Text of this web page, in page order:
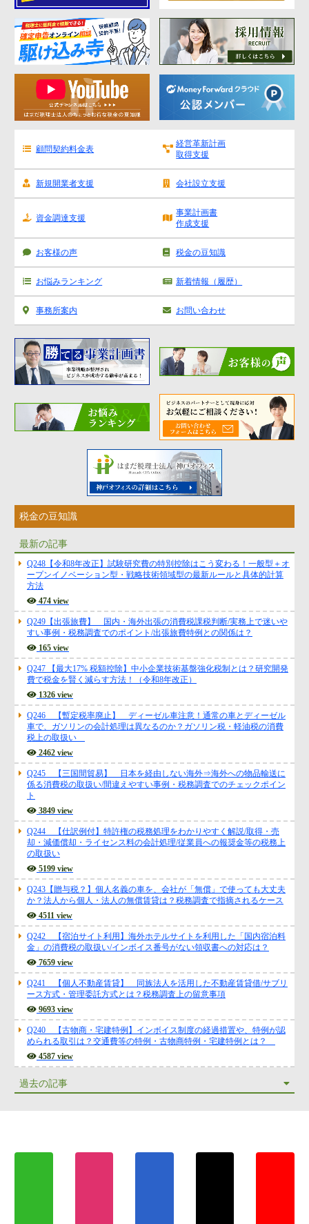
顧問契約料金表
経営革新計画
取得支援
新規開業者支援 会社設立支援
資金調達支援
事業計画書
作成支援
お客様の声 税金の豆知識
お悩みランキング 新着情報（履歴）
事務所案内 お問い合わせ
税金の豆知識
最新の記事
Q248【令和8年改正】試験研究費の特別控除はこう変わる！一般型＋オ
ープンイノベーション型・戦略技術領域型の最新ルールと具体的計算
方法
474 view
Q249【出張旅費】 国内・海外出張の消費税課税判断/実務上で迷いや
すい事例・税務調査でのポイント/出張旅費特例との関係は？
165 view
Q247 【最大17% 税額控除】中小企業技術基盤強化税制とは？研究開発
費で税金を賢く減らす方法！（令和8年改正）
1326 view
Q246 【暫定税率廃止】 ディーゼル車注意！通常の車とディーゼル
車で、ガソリンの会計処理は異なるのか？ガソリン税・軽油税の消費
税上の取扱い
2462 view
Q245 【三国間貿易】 日本を経由しない海外⇒海外への物品輸送に
係る消費税の取扱い/間違えやすい事例・税務調査でのチェックポイン
ト
3849 view
Q244 【仕訳例付】特許権の税務処理をわかりやすく解説/取得・売
却・減価償却・ライセンス料の会計処理/従業員への報奨金等の税務上
の取扱い
5199 view
Q243【贈与税？】個人名義の車を、会社が「無償」で使っても大丈夫
か？法人から個人・法人の無償賃貸は？税務調査で指摘されるケース
4511 view
Q242 【宿泊サイト利用】海外ホテルサイトを利用した「国内宿泊料
金」の消費税の取扱い/インボイス番号がない領収書への対応は？
7659 view
Q241 【個人不動産賃貸】 同族法人を活用した不動産賃貸借/サブリ
ース方式・管理委託方式とは？税務調査上の留意事項
9693 view
Q240 【古物商・宅建特例】インボイス制度の経過措置や、特例が認
められる取引は？交通費等の特例・古物商特例・宅建特例とは？
4587 view
過去の記事